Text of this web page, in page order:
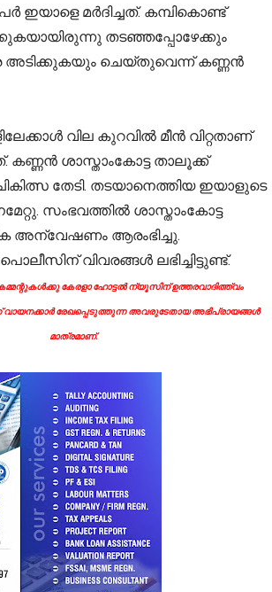
ഇയാളെ മർദിച്ചത്. കമ്പികൊണ്ട്
തടഞ്ഞപ്പോഴേക്കും
ചെയ്തുവെന്ന് കണ്ണൻ
വില കുറവിൽ മീൻ വിറ്റതാണ്
കണ്ണൻ ശാസ്താംകോട്ട താലൂക്ക്
തേടി. തടയാനെത്തിയ ഇയാളുടെ
സംഭവത്തിൽ ശാസ്താംകോട്ട
അന്വേഷണം ആരംഭിച്ചു.
വിവരങ്ങൾ ലഭിച്ചിട്ടുണ്ട്.
കേരളാ ഹോട്ടൽ ന്യൂസിന് ഉത്തരവാദിത്ത്വം
വായനക്കാർ രേഖപ്പെടുത്തുന്ന അവരുടേതായ അഭിപ്രായങ്ങൾ
മാത്രമാണ്.